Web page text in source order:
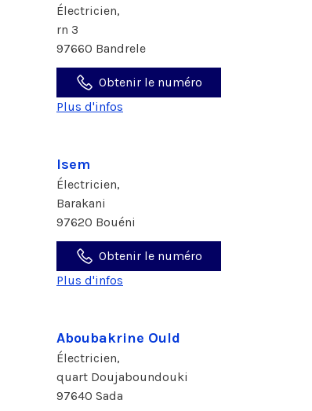
Électricien,
rn 3
97660 Bandrele
Obtenir le numéro
Plus d'infos
Isem
Électricien,
Barakani
97620 Bouéni
Obtenir le numéro
Plus d'infos
Aboubakrine Ould
Électricien,
quart Doujaboundouki
97640 Sada